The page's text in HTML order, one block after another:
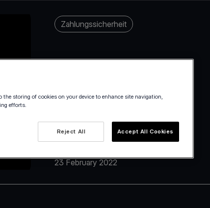
Zahlungssicherheit
23 February 2022
the storing of cookies on your device to enhance site navigation,
efforts.
Reject All Accept All Cookies